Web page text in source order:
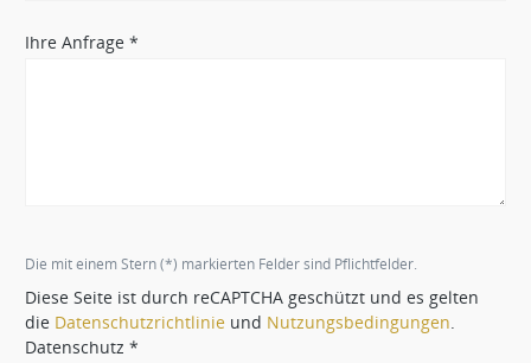
Ihre Anfrage *
Die mit einem Stern (*) markierten Felder sind Pflichtfelder.
Diese Seite ist durch reCAPTCHA geschützt und es gelten
die Datenschutzrichtlinie und Nutzungsbedingungen.
Datenschutz *